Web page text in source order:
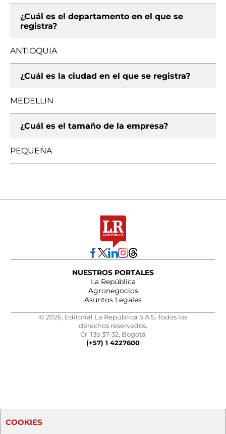
¿Cuál es el departamento en el que se
registra?
ANTIOQUIA
¿Cuál es la ciudad en el que se registra?
MEDELLIN
¿Cuál es el tamaño de la empresa?
PEQUEÑA
NUESTROS PORTALES
La República
Agronegocios
Asuntos Legales
© 2026, Editorial La República S.A.S. Todos los
derechos reservados.
Cr. 13a 37-32, Bogotá
(+57) 1 4227600
COOKIES